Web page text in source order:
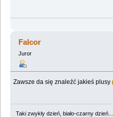
Falcor
Juror
Zawsze da się znaleźć jakieś plusy
Taki zwykły dzień, biało-czarny dzień...